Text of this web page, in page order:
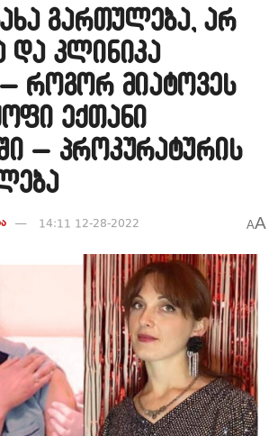
გართულება, არ
და კლინიკა
როგორ მიატოვეს
ექთანი
– პროკურატურის
14:11 12-28-2022 AA